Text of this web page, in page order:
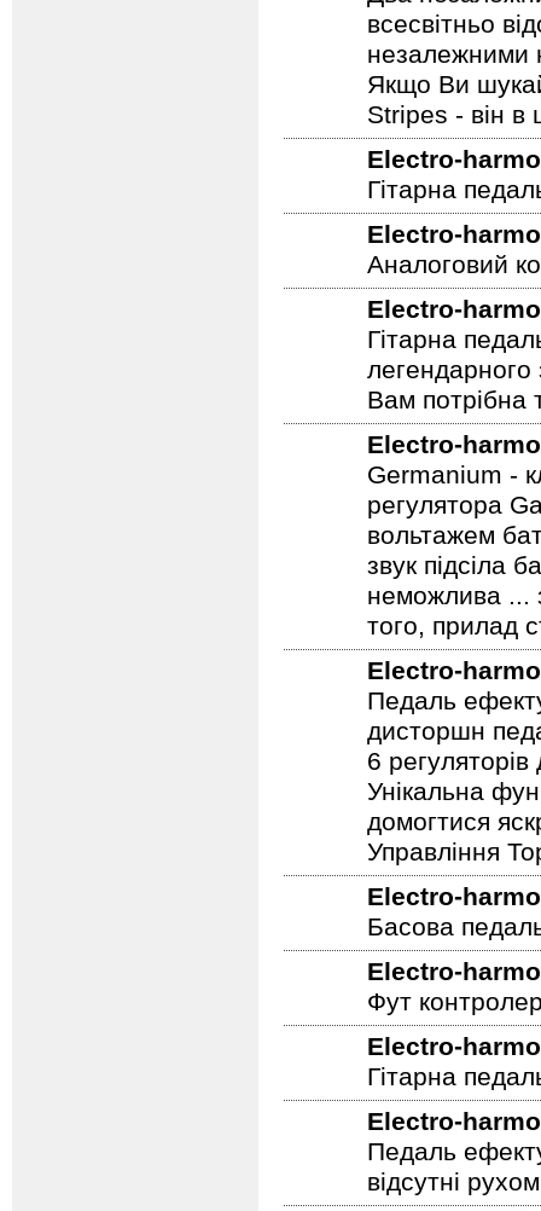
Два
всесвітньо
незалежними
Якщо Ви
Stripes - він в
Electro-
Гітарна
Electro-
Аналоговий
Electro-
Гітарна
Вам потрібна
Electro-
Germanium -
регулятора
вольтажем
звук підсіла
неможлива ...
того, прилад
Electro-
Педаль
дисторшн
6
Унікальна
домогтися
Управління
Electro-
Басова
Electro-
Фут
Electro-
Гітарна
Electro-
Педаль
відсутні